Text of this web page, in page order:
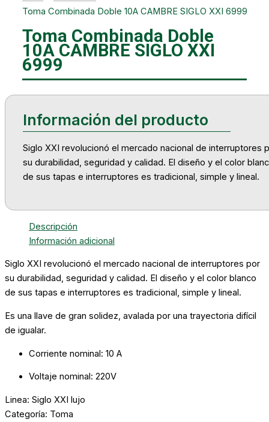
Toma Combinada Doble 10A CAMBRE SIGLO XXI 6999
Toma Combinada Doble
10A CAMBRE SIGLO XXI
6999
Siglo XXI revolucionó el mercado nacional de interruptores
su durabilidad, seguridad y calidad. El diseño y el color
de sus tapas e interruptores es tradicional, simple y lineal.
Descripción
Información adicional
Siglo XXI revolucionó el mercado nacional de interruptores por
su durabilidad, seguridad y calidad. El diseño y el color blanco
de sus tapas e interruptores es tradicional, simple y lineal.
Es una llave de gran solidez, avalada por una trayectoria difícil
de igualar.
Corriente nominal: 10 A
Voltaje nominal: 220V
Linea: Siglo XXI lujo
Categoría: Toma